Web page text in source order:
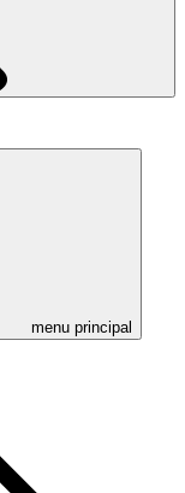
menu principal